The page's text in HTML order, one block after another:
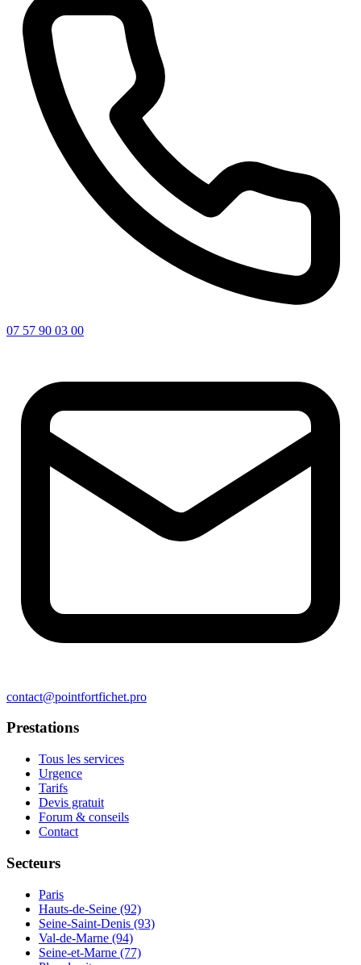
07 57 90 03 00
contact@pointfortfichet.pro
Prestations
Tous les services
Urgence
Tarifs
Devis gratuit
Forum & conseils
Contact
Secteurs
Paris
Hauts-de-Seine (92)
Seine-Saint-Denis (93)
Val-de-Marne (94)
Seine-et-Marne (77)